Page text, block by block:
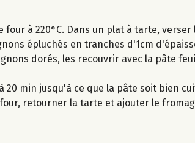
four à 220°C. Dans un plat à tarte,
épluchés en tranches d'1cm
dorés, les recouvrir avec la pâte
20 min jusqu'à ce que la pâte soit bien
retourner la tarte et ajouter le